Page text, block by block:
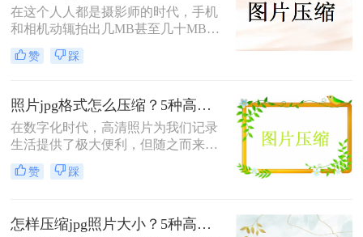
绍5种实用的照片压缩方法，帮助您
轻松应对各种场景下的图片压缩需
在这个人人都是摄影师的时代，手机
和相机动辄拍出几MB甚至几十MB的
JPG照片。无论是上传社交媒体、发
送邮件，还是存储到云端，庞大的文
格式的照片，成了每一位数码用户的
必修课。
赞 踩
照片jpg格式怎么压缩？5种高效实用方法详解！
在数字化时代，高清照片为我们记录
生活提供了极大便利，但随之而来的
文件体积问题也成为了许多用户的困
扰。无论是发送邮件时的附件限制，
怎么压缩成为了现代人必须掌握的实
赞 踩
怎样压缩jpg照片大小？5种高效且实用的压缩方法详解！